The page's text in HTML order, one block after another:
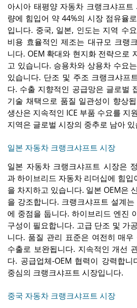
아시아 태평양 자동차 크랭크샤프
량에 힘입어 약 44%의 시장 점유율
입니다. 중국, 일본, 인도는 지역 수
비용 효율적인 제조는 대규모 크랭
니다. OEM 확대와 현지화 전략으로
고 있습니다. 승용차와 상용차 수요
있습니다. 단조 및 주조 크랭크샤프
다. 수출 지향적인 공급망은 글로벌
기술 채택으로 품질 일관성이 향상
생산은 지속적인 ICE 부품 수요를 지
지역은 글로벌 시장의 중추로 남아
일본 자동차 크랭크샤프트 시장
일본 자동차 크랭크샤프트 시장은
과 하이브리드 자동차 리더십에 힘입
을 차지하고 있습니다. 일본 OEM은
을 강조합니다. 크랭크샤프트 설계
에 중점을 둡니다. 하이브리드 엔진
구성이 필요합니다. 고급 단조 및 가
니다. 품질 관리 표준은 여전히 ​​매
수출로 보완됩니다. 지속적인 개선
다. 공급업체-OEM 협력이 강력합
중심의 크랭크샤프트 시장입니다.
중국 자동차 크랭크샤프트 시장